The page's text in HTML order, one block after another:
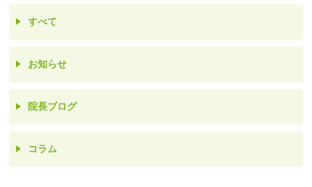
すべて
お知らせ
院長ブログ
コラム